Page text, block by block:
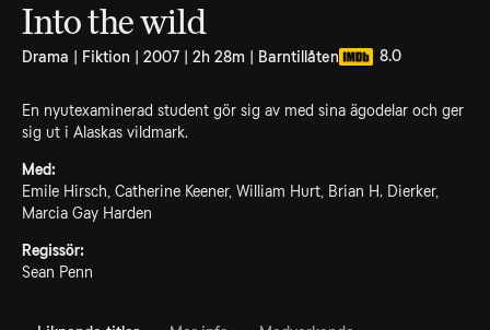
Into the wild
Drama | Fiktion | 2007 | 2h 28m | Barntillåten 8.0
En nyutexaminerad student gör sig av med sina ägodelar och ger
sig ut i Alaskas vildmark.
Med:
Emile Hirsch, Catherine Keener, William Hurt, Brian H. Dierker,
Marcia Gay Harden
Regissör:
Sean Penn